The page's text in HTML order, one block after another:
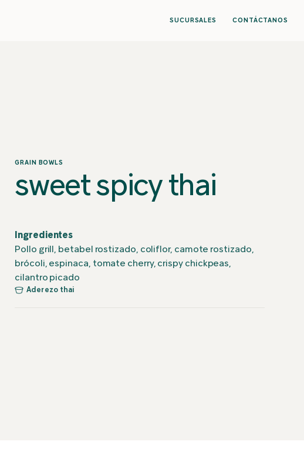
SUCURSALES CONTÁCTANOS
GRAIN BOWLS
sweet spicy thai
Ingredientes
Pollo grill, betabel rostizado, coliflor, camote rostizado,
brócoli, espinaca, tomate cherry, crispy chickpeas,
cilantro picado
Aderezo thai